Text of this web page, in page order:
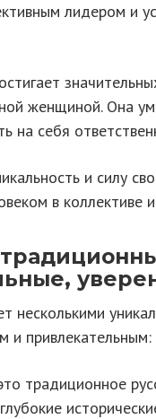
лидером и
женщиной. Она
на себя
и силу
в коллективе
и привлекательным:
традиционное